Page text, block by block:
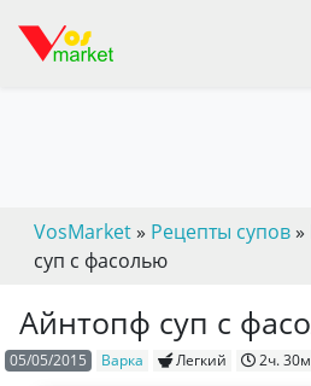
VosMarket» Рецепты супов»
суп с фасолью
Айнтопф суп с
05/05/2015 Варка Легкий 2ч.